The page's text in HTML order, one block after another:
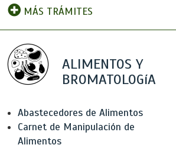
MÁS TRÁMITES
ALIMENTOS Y
BROMATOLOGíA
Abastecedores de Alimentos
Carnet de Manipulación de
Alimentos